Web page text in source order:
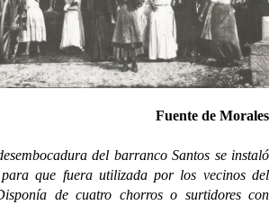
Fuente de Morales
del barranco Santos se instaló
que fuera utilizada por los vecinos del
de cuatro chorros o surtidores con